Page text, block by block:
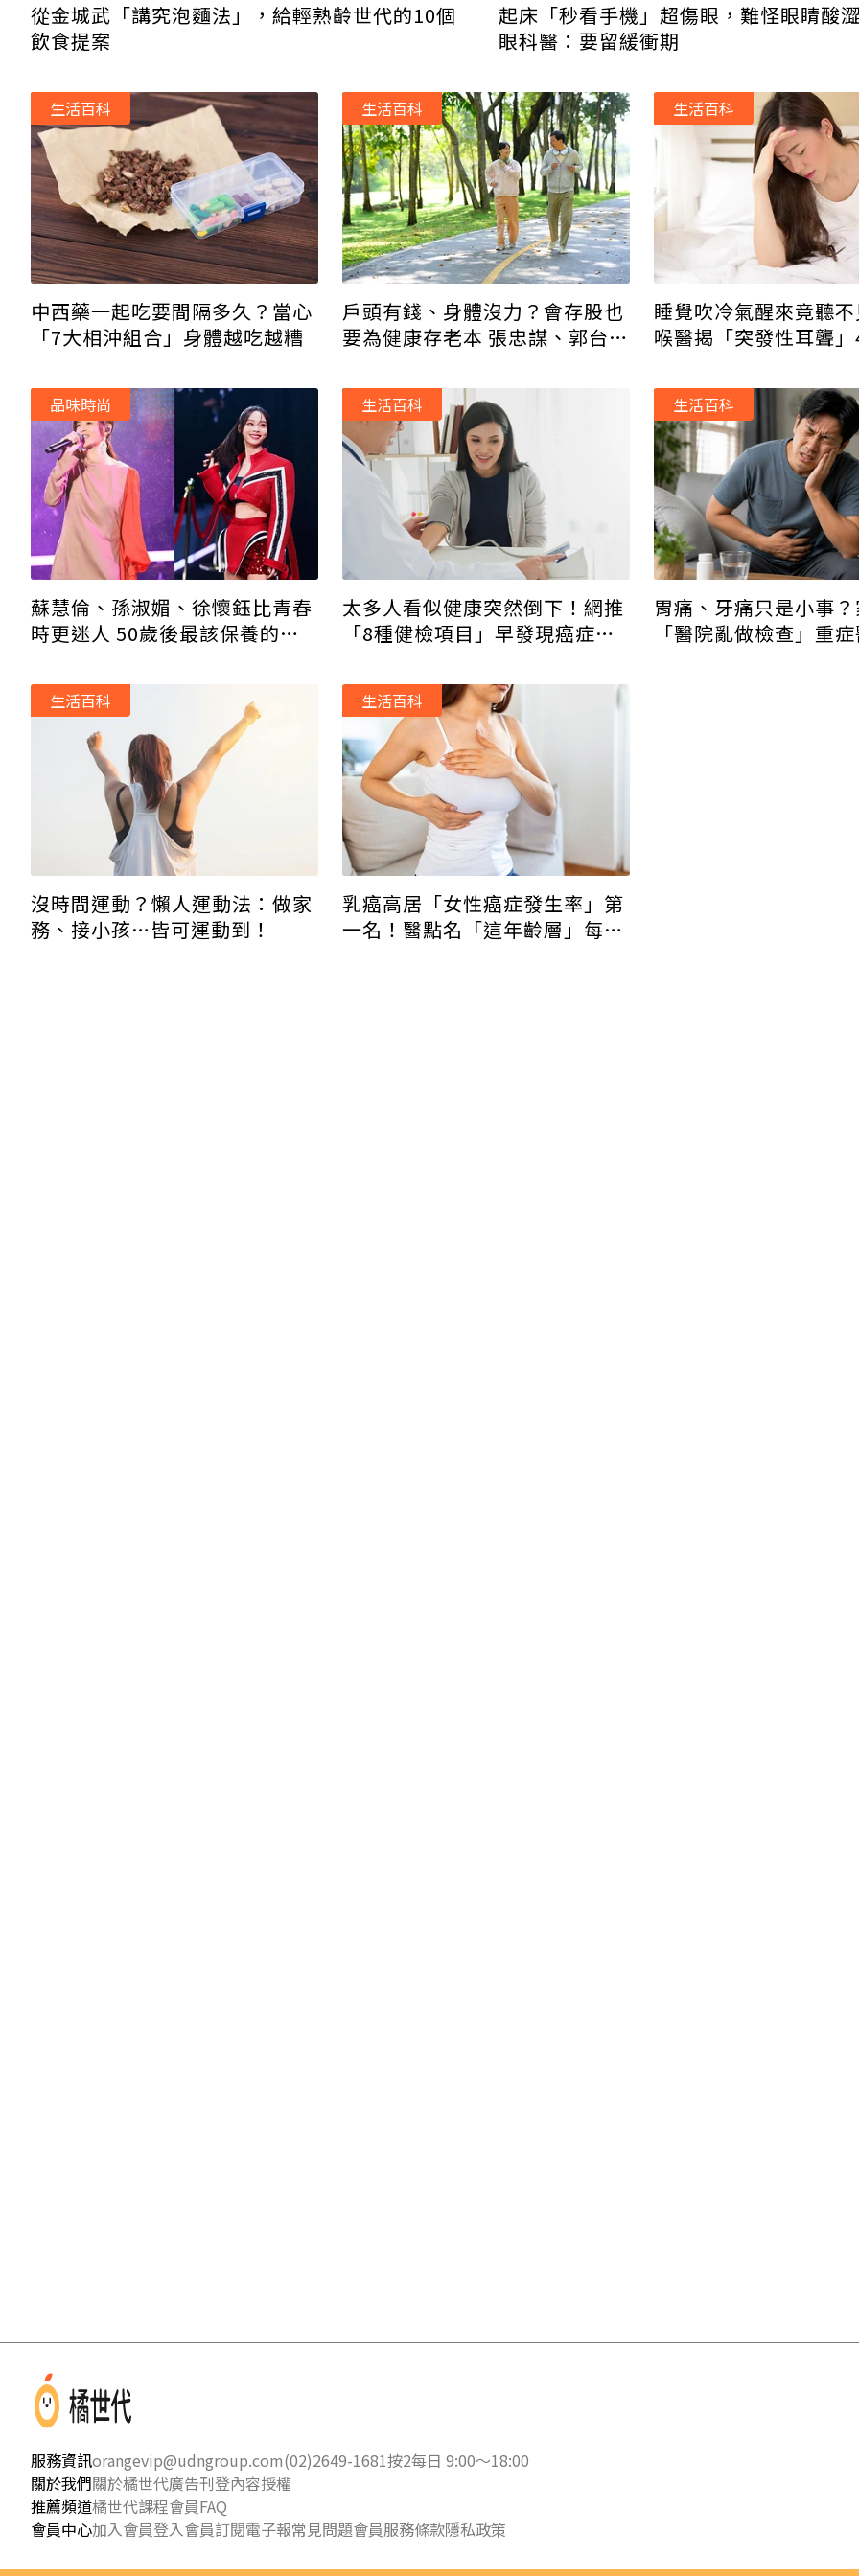
從金城武「講究泡麵法」，給輕熟齡世代的10個
飲食提案
起床「秒看手機」超傷眼，難怪眼睛酸
眼科醫：要留緩衝期
中西藥一起吃要間隔多久？當心
「7大相沖組合」身體越吃越糟
生活百科
戶頭有錢、身體沒力？會存股也
要為健康存老本 張忠謀、郭台銘
生活百科
睡覺吹冷氣醒來竟聽
喉醫揭「突發性耳聾
生活百科
蘇慧倫、孫淑媚、徐懷鈺比青春
時更迷人 50歲後最該保養的「3
品味時尚
太多人看似健康突然倒下！網推
「8種健檢項目」早發現癌症免
生活百科
胃痛、牙痛只是小事
「醫院亂做檢查」重
生活百科
沒時間運動？懶人運動法：做家
務、接小孩…皆可運動到！
生活百科
乳癌高居「女性癌症發生率」第
一名！醫點名「這年齡層」每兩
生活百科
服務資訊orangevip@udngroup.com(02)2649-1681按2每日 9:00～18:00
關於我們關於橘世代廣告刊登內容授權
推薦頻道橘世代課程會員FAQ
會員中心加入會員登入會員訂閱電子報常見問題會員服務條款隱私政策